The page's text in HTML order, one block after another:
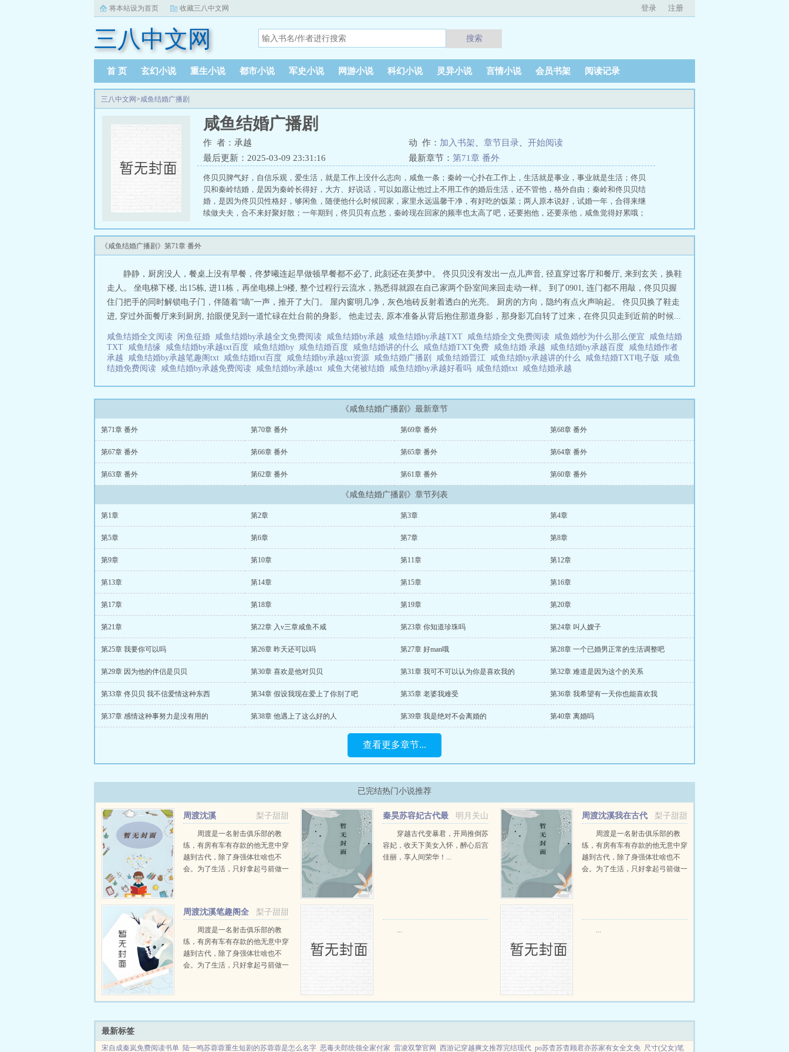
将本站设为首页 收藏三八中文网 登录 注册
三八中文网 搜索
首 页 玄幻小说 重生小说 都市小说 军史小说 网游小说 科幻小说 灵异小说 言情小说 会员书架 阅读记录
三八中文网>咸鱼结婚广播剧
咸鱼结婚广播剧
作 者：承越 动 作： 加入书架 章节目录
开始阅读
最后更新：2025-03-09 23:31:16
最新章节： 第71章 番外
佟贝贝脾气好，自信乐观，爱生活，就是工作上没什么志向，咸鱼一条；秦岭一心扑在工作上，生活就是事业，事业就是生活；佟贝
贝和秦岭结婚，是因为秦岭长得好，大方、好说话，可以如愿让他过上不用工作的婚后生活，还不管他，格外自由；秦岭和佟贝贝结
婚，是因为佟贝贝性格好，够闲鱼，随便他什么时候回家，家里永远温馨干净，有好吃的饭菜；两人原本说好，试婚一年，合得来继
续做夫夫，合不来好聚好散；一年期到，佟贝贝有点愁，秦岭现在回家的频率也太高了吧，还要抱他，还要亲他，咸鱼觉得好累哦；
为什么只有他没跪过搓衣板？佟贝贝犹豫地看了看秦岭，觉得是不是委婉地提示一下，别那么频繁，他最近都睡不满十个小时了秦岭
《咸鱼结婚广播剧》第71章 番外
静静，厨房没人，餐桌上没有早餐，佟梦曦连起早做顿早餐都不必了, 此刻还在美梦中。 佟贝贝没有发出一点儿声音, 径直穿过客厅和餐厅, 来到玄关，换鞋
走人。 坐电梯下楼, 出15栋, 进11栋，再坐电梯上9楼, 整个过程行云流水，熟悉得就跟在自己家两个卧室间来回走动一样。 到了0901, 连门都不用敲，佟贝贝握
住门把手的同时解锁电子门，伴随着“嘀”一声，推开了大门。 屋内窗明几净，灰色地砖反射着透白的光亮。 厨房的方向，隐约有点火声响起。 佟贝贝换了鞋走
进, 穿过外面餐厅来到厨房, 抬眼便见到一道忙碌在灶台前的身影。 他走过去, 原本准备从背后抱住那道身影，那身影兀自转了过来，在佟贝贝走到近前的时候...
咸鱼结婚全文阅读 闲鱼征婚 咸鱼结婚by承越全文免费阅读 咸鱼结婚by承越 咸鱼结婚by承越TXT 咸鱼结婚全文免费阅读 咸鱼婚纱为什么那么便宜 咸鱼结婚
TXT 咸鱼结缘 咸鱼结婚by承越txt百度 咸鱼结婚by 咸鱼结婚百度 咸鱼结婚讲的什么 咸鱼结婚TXT免费 咸鱼结婚 承越 咸鱼结婚by承越百度 咸鱼结婚作者
承越 咸鱼结婚by承越笔趣阁txt 咸鱼结婚txt百度 咸鱼结婚by承越txt资源 咸鱼结婚广播剧 咸鱼结婚晋江 咸鱼结婚by承越讲的什么 咸鱼结婚TXT电子版 咸鱼
结婚免费阅读 咸鱼结婚by承越免费阅读 咸鱼结婚by承越txt 咸鱼大佬被结婚 咸鱼结婚by承越好看吗 咸鱼结婚txt 咸鱼结婚承越
《咸鱼结婚广播剧》最新章节
第71章 番外 第70章 番外 第69章 番外 第68章 番外
第67章 番外 第66章 番外 第65章 番外 第64章 番外
第63章 番外 第62章 番外 第61章 番外 第60章 番外
《咸鱼结婚广播剧》章节列表
第1章 第2章 第3章 第4章
第5章 第6章 第7章 第8章
第9章 第10章 第11章 第12章
第13章 第14章 第15章 第16章
第17章 第18章 第19章 第20章
第21章 第22章 入v三章咸鱼不咸 第23章 你知道珍珠吗 第24章 叫人嫂子
第25章 我要你可以吗 第26章 昨天还可以吗 第27章 好man哦 第28章 一个已婚男正常的生活调整吧
第29章 因为他的伴侣是贝贝 第30章 喜欢是他对贝贝 第31章 我可不可以认为你是喜欢我的 第32章 难道是因为这个的关系
第33章 佟贝贝 我不信爱情这种东西 第34章 假设我现在爱上了你别了吧 第35章 老婆我难受 第36章 我希望有一天你也能喜欢我
第37章 感情这种事努力是没有用的 第38章 他遇上了这么好的人 第39章 我是绝对不会离婚的 第40章 离婚吗
查看更多章节...
已完结热门小说推荐
梨子甜甜
周渡沈溪
周渡是一名射击俱乐部的教
练，有房有车有存款的他无意中穿
越到古代，除了身强体壮啥也不
会。为了生活，只好拿起弓箭做一
渡看着山下的寥寥炊烟，以及那...
明月关山
秦昊苏容妃古代最
强昏君最新章节在线阅读
穿越古代变暴君，开局推倒苏
容妃，收天下美女入怀，醉心后宫
佳丽，享人间荣华！...
梨子甜甜
周渡沈溪我在古代
当猎户小说免费在线阅读
周渡是一名射击俱乐部的教
练，有房有车有存款的他无意中穿
越到古代，除了身强体壮啥也不
会。为了生活，只好拿起弓箭做一
梨子甜甜
周渡沈溪笔趣阁全
文免费阅读
周渡是一名射击俱乐部的教
练，有房有车有存款的他无意中穿
越到古代，除了身强体壮啥也不
会。为了生活，只好拿起弓箭做一
只野兔，不会做（失望）第三天周
... ...
最新标签
宋自成秦岚免费阅读书单 陆一鸣苏蓉蓉重生短剧的苏蓉蓉是怎么名字 恶毒夫郎统领全家付家 雷凌双擎官网 西游记穿越爽文推荐完结现代 po苏杳苏杳顾君亦苏家有女全文免 尺寸(父女)笔